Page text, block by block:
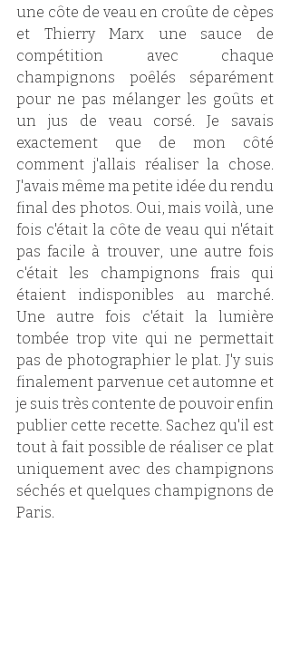
une côte de veau en croûte de cèpes
et Thierry Marx une sauce de
compétition avec chaque
champignons poêlés séparément
pour ne pas mélanger les goûts et
un jus de veau corsé. Je savais
exactement que de mon côté
comment j'allais réaliser la chose.
J'avais même ma petite idée du rendu
final des photos. Oui, mais voilà, une
fois c'était la côte de veau qui n'était
pas facile à trouver, une autre fois
c'était les champignons frais qui
étaient indisponibles au marché.
Une autre fois c'était la lumière
tombée trop vite qui ne permettait
pas de photographier le plat. J'y suis
finalement parvenue cet automne et
je suis très contente de pouvoir enfin
publier cette recette. Sachez qu'il est
tout à fait possible de réaliser ce plat
uniquement avec des champignons
séchés et quelques champignons de
Paris.